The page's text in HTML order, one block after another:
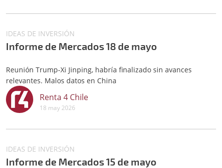
IDEAS DE INVERSIÓN
Informe de Mercados 18 de mayo
Reunión Trump-Xi Jinping, habría finalizado sin avances
relevantes. Malos datos en China
Renta 4 Chile
18 may 2026
IDEAS DE INVERSIÓN
Informe de Mercados 15 de mayo